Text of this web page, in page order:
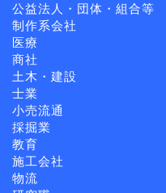
公益法人・団体・組合等
制作系会社
医療
商社
土木・建設
士業
小売流通
採掘業
教育
施工会社
物流